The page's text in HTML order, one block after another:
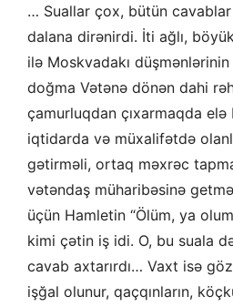
… Suallar çox, bütün
dalana dirənirdi. İti ağlı,
ilə Moskvadakı
doğma Vətənə dönən dahi
çamurluqdan çıxarmaqda
iqtidarda və müxalifətdə
gətirməli, ortaq məxrəc
vətəndaş müharibəsinə
üçün Hamletin “Ölüm, ya
kimi çətin iş idi. O, bu suala
cavab axtarırdı… Vaxt isə
işğal olunur, qaçqınların,